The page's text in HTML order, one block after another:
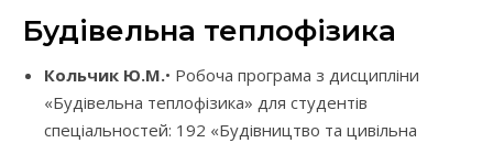
Будівельна теплофізика
Кольчик Ю.М.• Робоча програма з дисципліни
«Будівельна теплофізика» для студентів
спеціальностей: 192 «Будівництво та цивільна